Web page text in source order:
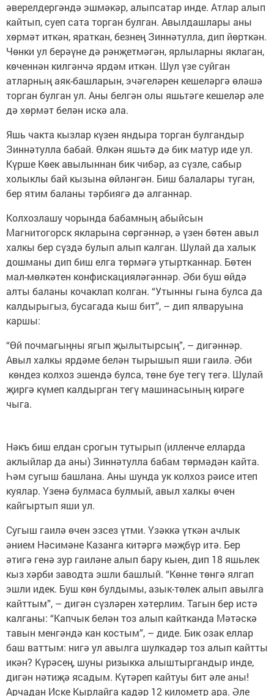
әверелдергәндә эшмәкәр, алыпсатар инде. Атлар алып
кайтып, суеп сата торган булган. Авылдашлары аны
хөрмәт иткән, яраткан, безнең Зиннәтулла, дип йөрткән.
Чөнки ул берәүне дә рәнҗетмәгән, ярлыларны яклаган,
көченнән килгәнчә ярдәм иткән. Шул үзе суйган
атларның аяк-башларын, эчәгеләрен кешеләргә өләшә
торган булган ул. Аны белгән олы яшьтәге кешеләр әле
дә хөрмәт белән искә ала.
Яшь чакта кызлар күзен яндыра торган булгандыр
Зиннәтулла бабай. Өлкән яшьтә дә бик матур иде ул.
Күрше Көек авылыннан бик чибәр, аз сүзле, сабыр
холыклы бай кызына өйләнгән. Биш балалары туган,
бер ятим баланы тәрбиягә дә алганнар.
Колхозлашу чорында бабамның абыйсын
Магнитогорск якларына сөргәннәр, ә үзен бөтен авыл
халкы бер сүздә булып алып калган. Шулай да халык
дошманы дип биш елга төрмәгә утыртканнар. Бөтен
мал-мөлкәтен конфискацияләгәннәр. Әби буш өйдә
алты баланы кочаклап колган. “Утынны гына булса да
калдырыгыз, бусагада кыш бит”, – дип ялваруына
каршы:
“Өй почмагыңны ягып җылытырсың”, – дигәннәр.
Авыл халкы ярдәме белән тырышып яши гаилә. Әби
көндез колхоз эшендә булса, төне буе тегү тегә. Шулай
җиргә күмеп калдырган тегү машинасының кирәге
чыга.
Нәкъ биш елдан срогын тутырып (илленче елларда
аклыйлар да аны) Зиннәтулла бабам төрмәдән кайта.
Һәм сугыш башлана. Аны шунда ук колхоз рәисе итеп
куялар. Үзенә булмаса булмый, авыл халкы өчен
кайгыртып яши ул.
Сугыш гаилә өчен эзсез үтми. Үзәккә үткән ачлык
әнием Нәсимәне Казанга китәргә мәҗбүр итә. Бер
әтигә генә зур гаиләне алып бару кыен, дип 18 яшьлек
кыз хәрби заводта эшли башлый. “Көнне төнгә ялгап
эшли идек. Буш көн булдымы, азык-төлек алып авылга
кайттым”, – дигән сүзләрен хәтерлим. Тагын бер истә
калганы: “Капчык белән тоз алып кайтканда Мәтәскә
тавын менгәндә кан костым”, – диде. Бик озак еллар
баш ваттым: нигә ул авылга шулкадәр тоз алып кайтты
икән? Күрәсең, шуны ризыкка алыштыргандыр инде,
дигән нәтиҗә ясадым. Күтәреп кайтуы бит әле аны!
Арчадан Иске Кырлайга кадәр 12 километр ара. Әле